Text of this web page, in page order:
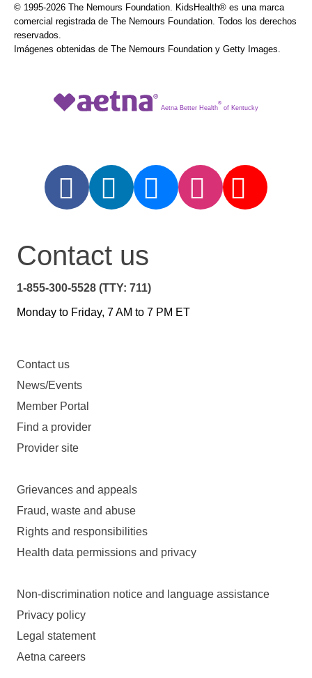
© 1995-2026 The Nemours Foundation. KidsHealth® es una marca
comercial registrada de The Nemours Foundation. Todos los derechos
reservados.
Imágenes obtenidas de The Nemours Foundation y Getty Images.
Aetna Better Health
®
of Kentucky
Contact us
1-855-300-5528 (TTY: 711)
Monday to Friday, 7 AM to 7 PM ET
Contact us
News/Events
Member Portal
Find a provider
Provider site
Grievances and appeals
Fraud, waste and abuse
Rights and responsibilities
Health data permissions and privacy
Non-discrimination notice and language assistance
Privacy policy
Legal statement
Aetna careers